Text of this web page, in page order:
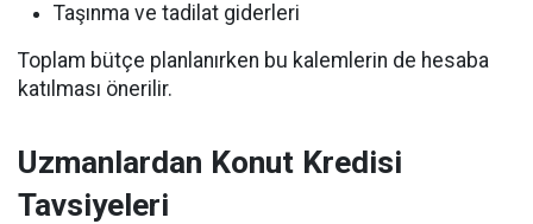
Taşınma ve tadilat giderleri
Toplam bütçe planlanırken bu kalemlerin de hesaba
katılması önerilir.
Uzmanlardan Konut Kredisi
Tavsiyeleri